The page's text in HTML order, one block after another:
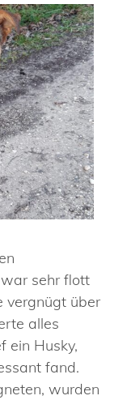
sehr flott
vergnügt über
alles
ein Husky,
fand.
wurden